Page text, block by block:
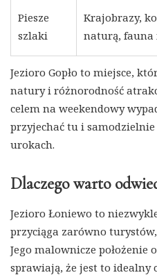
Piesze
szlaki
Krajobrazy,
naturą, fauna
Jezioro Gopło to miejsce,
natury i różnorodność
celem na weekendowy
przyjechać tu i samodzielnie
urokach.
Dlaczego warto
Jezioro Łoniewo to
przyciąga zarówno
Jego malownicze położenie
sprawiają, że jest to idealny